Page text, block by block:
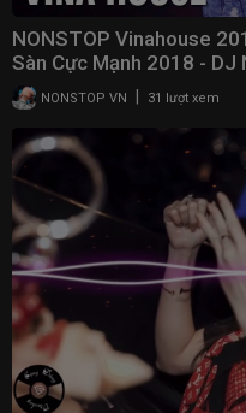
NONSTOP Vinahouse
Sàn Cực Mạnh 2018 -
NONSTOP VN 31 lượt xem